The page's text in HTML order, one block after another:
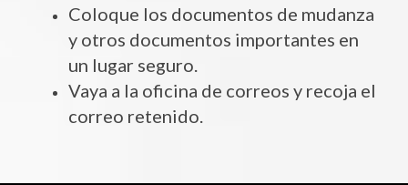
Coloque los documentos de mudanza
y otros documentos importantes en
un lugar seguro.
Vaya a la oficina de correos y recoja el
correo retenido.